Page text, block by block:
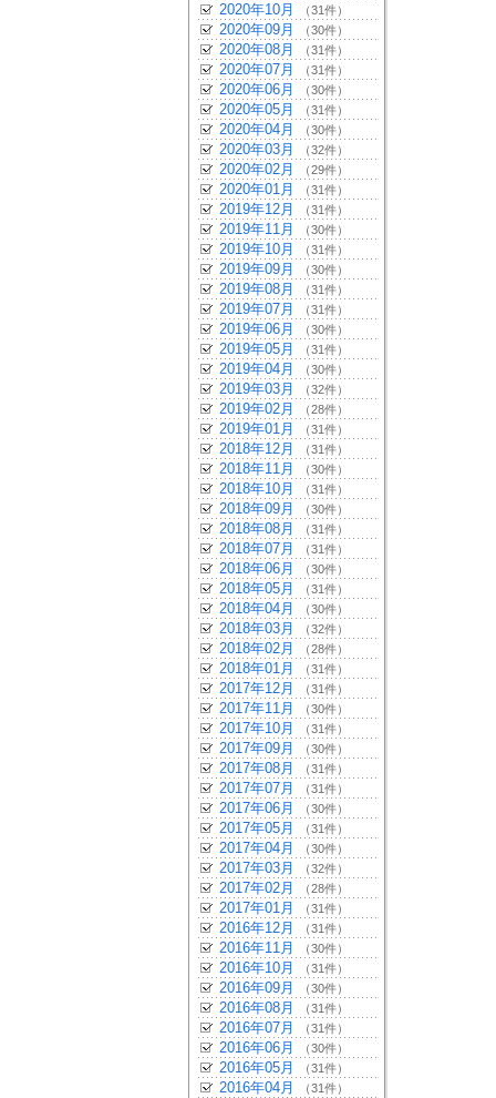
2020年10月 （31件）
2020年09月 （30件）
2020年08月 （31件）
2020年07月 （31件）
2020年06月 （30件）
2020年05月 （31件）
2020年04月 （30件）
2020年03月 （32件）
2020年02月 （29件）
2020年01月 （31件）
2019年12月 （31件）
2019年11月 （30件）
2019年10月 （31件）
2019年09月 （30件）
2019年08月 （31件）
2019年07月 （31件）
2019年06月 （30件）
2019年05月 （31件）
2019年04月 （30件）
2019年03月 （32件）
2019年02月 （28件）
2019年01月 （31件）
2018年12月 （31件）
2018年11月 （30件）
2018年10月 （31件）
2018年09月 （30件）
2018年08月 （31件）
2018年07月 （31件）
2018年06月 （30件）
2018年05月 （31件）
2018年04月 （30件）
2018年03月 （32件）
2018年02月 （28件）
2018年01月 （31件）
2017年12月 （31件）
2017年11月 （30件）
2017年10月 （31件）
2017年09月 （30件）
2017年08月 （31件）
2017年07月 （31件）
2017年06月 （30件）
2017年05月 （31件）
2017年04月 （30件）
2017年03月 （32件）
2017年02月 （28件）
2017年01月 （31件）
2016年12月 （31件）
2016年11月 （30件）
2016年10月 （31件）
2016年09月 （30件）
2016年08月 （31件）
2016年07月 （31件）
2016年06月 （30件）
2016年05月 （31件）
2016年04月 （31件）